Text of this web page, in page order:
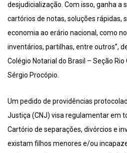
desjudicialização. Com isso, ganha a
cartórios de notas, soluções rápidas,
economia ao erário nacional, como
inventários, partilhas, entre outros”,
Colégio Notarial do Brasil – Seção Rio
Sérgio Procópio.
Um pedido de providências
Justiça (CNJ) visa regulamentar em
Cartório de separações, divórcios e
existam filhos menores e/ou